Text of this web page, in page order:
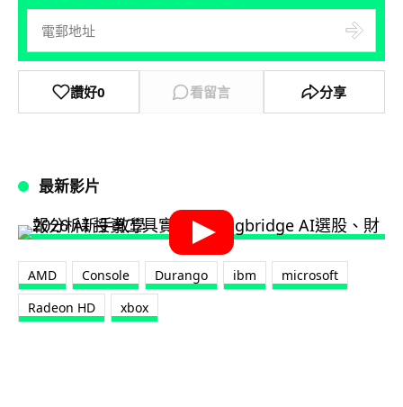
讚好0 看留言 分享
最新影片
AMD Console Durango ibm
microsoft
Radeon HD
xbox